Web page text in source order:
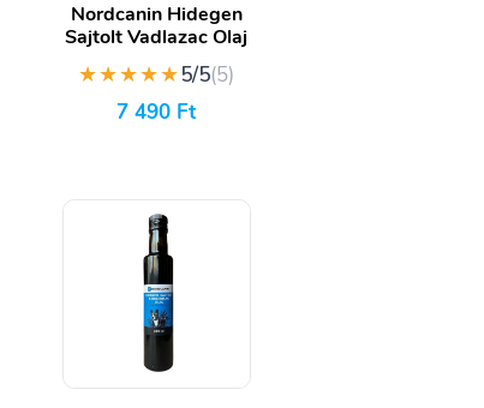
Nordcanin Hidegen
Sajtolt Vadlazac Olaj
★★★★★5/5(5)
7 490 Ft